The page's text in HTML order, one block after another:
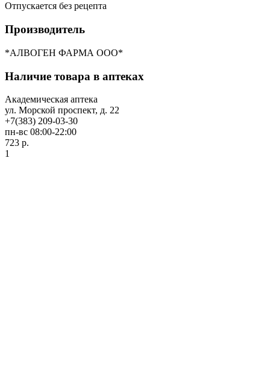
Отпускается без рецепта
Производитель
*АЛВОГЕН ФАРМА ООО*
Наличие товара в аптеках
Академическая аптека
ул. Морской проспект, д. 22
+7(383) 209-03-30
пн-вс 08:00-22:00
723 р.
1